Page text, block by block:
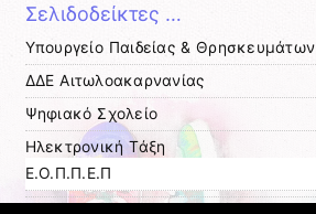
Σελιδοδείκτες …
Υπουργείο Παιδείας & Θρησκευμάτων
ΔΔΕ Αιτωλοακαρνανίας
Ψηφιακό Σχολείο
Ηλεκτρονική Τάξη
Ε.Ο.Π.Π.Ε.Π